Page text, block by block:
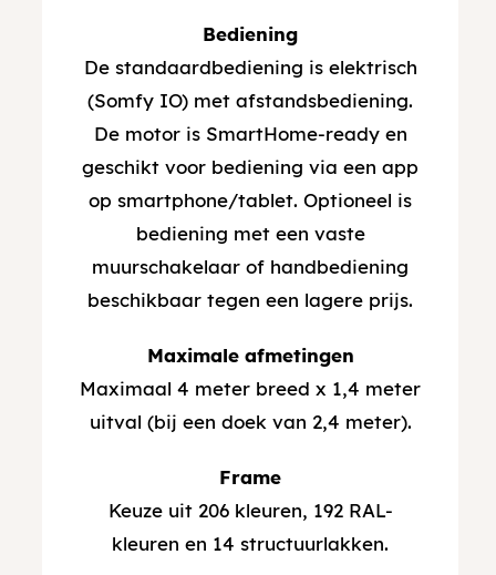
Bediening
De standaardbediening is elektrisch
(Somfy IO) met afstandsbediening.
De motor is SmartHome-ready en
geschikt voor bediening via een app
op smartphone/tablet. Optioneel is
bediening met een vaste
muurschakelaar of handbediening
beschikbaar tegen een lagere prijs.
Maximale afmetingen
Maximaal 4 meter breed x 1,4 meter
uitval (bij een doek van 2,4 meter).
Frame
Keuze uit 206 kleuren, 192 RAL-
kleuren en 14 structuurlakken.